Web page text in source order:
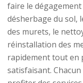
faire le
désherbage du sol,
des murets, le
réinstallation des
rapidement tout en
satisfaisant.